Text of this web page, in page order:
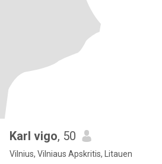
Karl vigo, 50
Vilnius, Vilniaus Apskritis, Litauen